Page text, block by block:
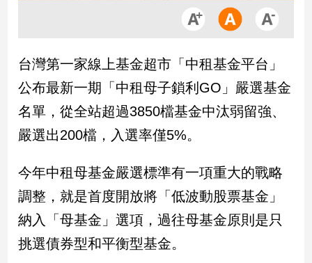
政
治
政
治
焦
品
點
民
調
國
台灣第一家線上基金超市「中租基金平台」
公布最新一期「中租母子鎖利GO」嚴選基金
名單，從全站超過3850檔基金中汰弱留強、
嚴選出200檔，入選率僅5%。
今年中租母基金嚴選標準有一項重大的戰略
調整，就是首度開放將「低波動股票基金」
納入「母基金」選項，過往母基金原則是只
挑選債券型和平衡型基金。